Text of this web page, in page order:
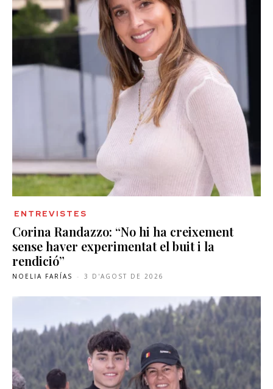
ENTREVISTES
Corina Randazzo: “No hi ha creixement
sense haver experimentat el buit i la
rendició”
NOELIA FARÍAS - 3 D'AGOST DE 2026